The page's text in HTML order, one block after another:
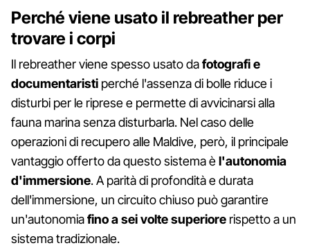
Perché viene usato il rebreather per
trovare i corpi
Il rebreather viene spesso usato dafotografi e
documentaristi perché l'assenza di bolle riduce i
disturbi per le riprese e permette di avvicinarsi alla
fauna marina senza disturbarla. Nel caso delle
operazioni di recupero alle Maldive, però, il principale
vantaggio offerto da questo sistema èl'autonomia
d'immersione. A parità di profondità e durata
dell'immersione, un circuito chiuso può garantire
un'autonomiafino a sei volte superiore rispetto a un
sistema tradizionale.